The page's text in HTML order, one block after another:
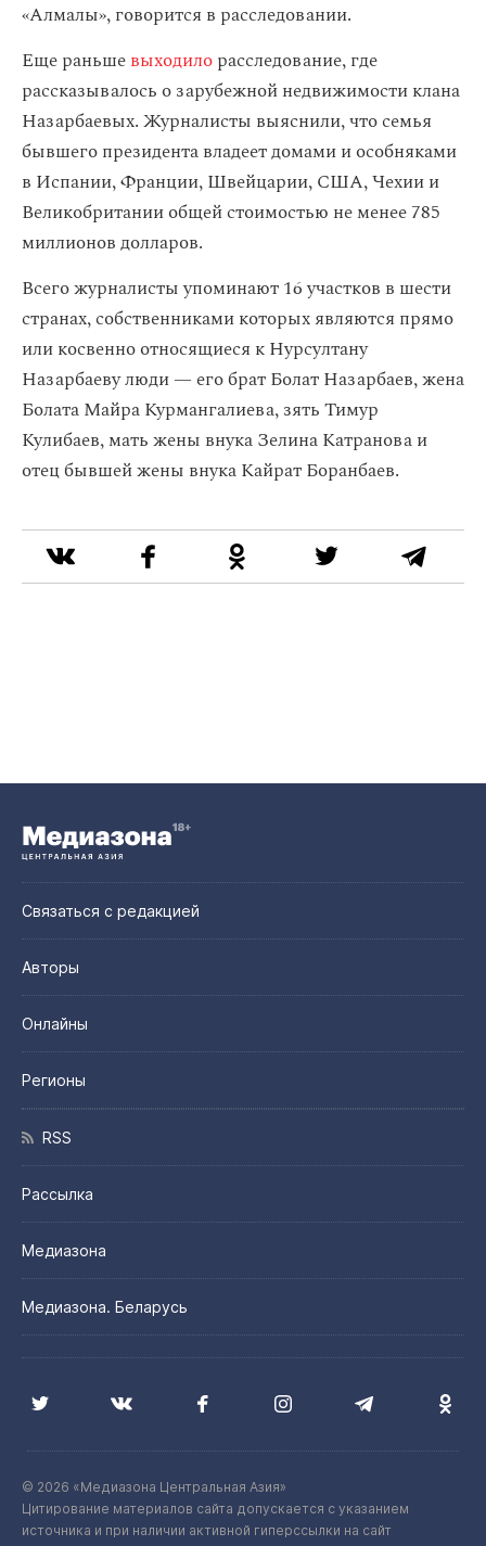
«Алмалы», говорится в расследовании.
Еще раньшевыходилорасследование, где
рассказывалось о зарубежной недвижимости клана
Назарбаевых. Журналисты выяснили, что семья
бывшего президента владеет домами и особняками
в Испании, Франции, Швейцарии, США, Чехии и
Великобритании общей стоимостью не менее 785
миллионов долларов.
Всего журналисты упоминают 16 участков в шести
странах, собственниками которых являются прямо
или косвенно относящиеся к Нурсултану
Назарбаеву люди — его брат Болат Назарбаев, жена
Болата Майра Курмангалиева, зять Тимур
Кулибаев, мать жены внука Зелина Катранова и
отец бывшей жены внука Кайрат Боранбаев.
Связаться с редакцией
Авторы
Онлайны
Регионы
RSS
Рассылка
Медиазона
Медиазона. Беларусь
© 2026 «Медиазона Центральная Азия»
Цитирование материалов сайта допускается с указанием
источника и при наличии активной гиперссылки на сайт